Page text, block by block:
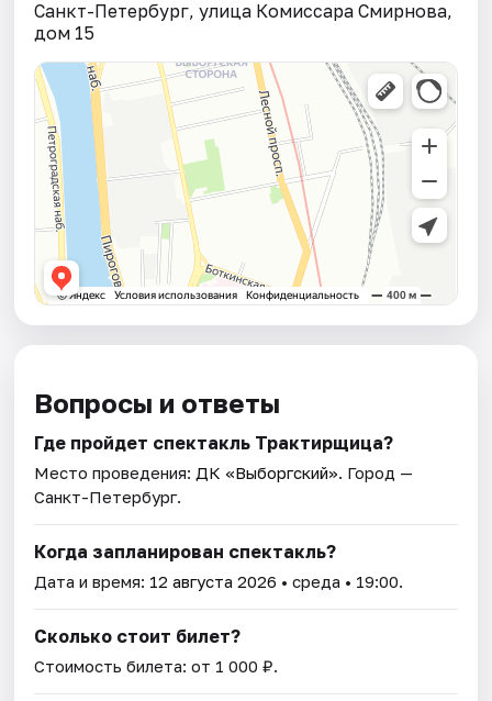
Санкт-Петербург, улица Комиссара Смирнова,
дом 15
Вопросы и ответы
Где пройдет спектакль Трактирщица?
Место проведения: ДК «Выборгский». Город —
Санкт-Петербург.
Когда запланирован спектакль?
Дата и время: 12 августа 2026 • среда • 19:00.
Сколько стоит билет?
Стоимость билета: от 1 000 ₽.